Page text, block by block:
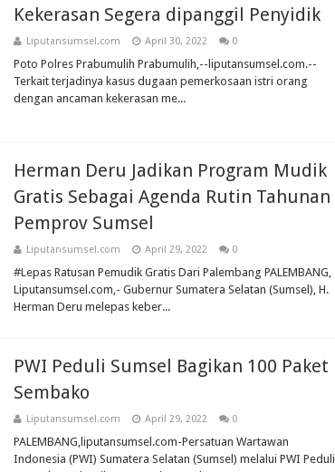
Kekerasan Segera dipanggil Penyidik
Liputansumsel.com April 30, 2022 0
Poto Polres Prabumulih Prabumulih,--liputansumsel.com.--
Terkait terjadinya kasus dugaan pemerkosaan istri orang
dengan ancaman kekerasan me...
Herman Deru Jadikan Program Mudik
Gratis Sebagai Agenda Rutin Tahunan
Pemprov Sumsel
Liputansumsel.com April 29, 2022 0
#Lepas Ratusan Pemudik Gratis Dari Palembang PALEMBANG,
Liputansumsel.com,- Gubernur Sumatera Selatan (Sumsel), H.
Herman Deru melepas keber...
PWI Peduli Sumsel Bagikan 100 Paket
Sembako
Liputansumsel.com April 29, 2022 0
PALEMBANG,liputansumsel.com-Persatuan Wartawan
Indonesia (PWI) Sumatera Selatan (Sumsel) melalui PWI Peduli